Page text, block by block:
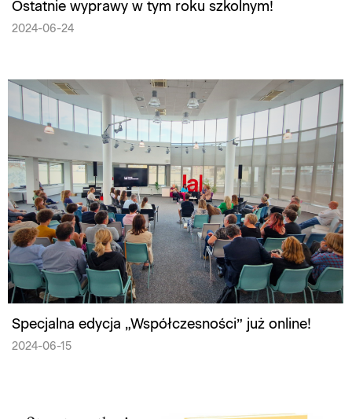
Ostatnie wyprawy w tym roku szkolnym!
2024-06-24
Specjalna edycja „Współczesności” już online!
2024-06-15